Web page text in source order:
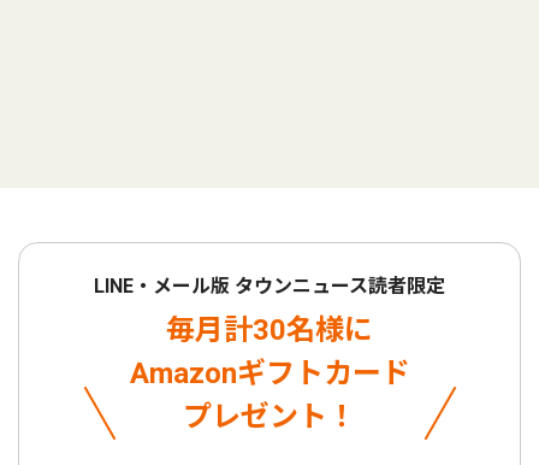
LINE・メール版 タウンニュース読者限定
毎月計30名様に
Amazonギフトカード
プレゼント！